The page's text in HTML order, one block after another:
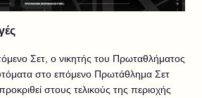
Σετ, ο νικητής του Πρωταθλήματος
στο επόμενο Πρωτάθλημα Σετ
στους τελικούς της περιοχής